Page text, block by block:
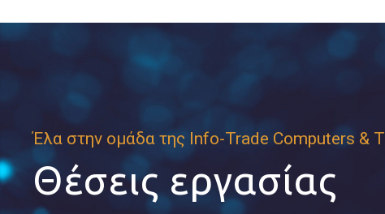
Έλα στην ομάδα της Info-Trade Computers &
Θέσεις εργασίας